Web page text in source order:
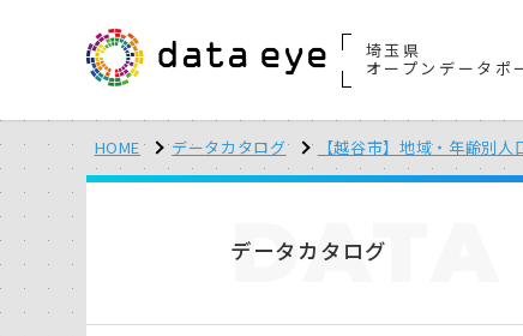
埼玉県
オープンデータポ
HOME データカタログ 【越谷市】地域・年齢別人
データカタログ
DATA